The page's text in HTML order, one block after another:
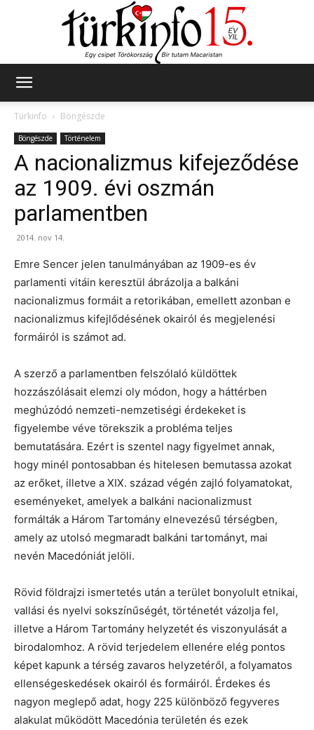
Türkinfo
Böngészde
Böngészde Történelem
A nacionalizmus kifejeződése
az 1909. évi oszmán
parlamentben
2014. nov 14.
Emre Sencer jelen tanulmányában az 1909-es év
parlamenti vitáin keresztül ábrázolja a balkáni
nacionalizmus formáit a retorikában, emellett azonban e
nacionalizmus kifejlődésének okairól és megjelenési
formáiról is számot ad.
A szerző a parlamentben felszólaló küldöttek
hozzászólásait elemzi oly módon, hogy a háttérben
meghúzódó nemzeti-nemzetiségi érdekeket is
figyelembe véve törekszik a probléma teljes
bemutatására. Ezért is szentel nagy figyelmet annak,
hogy minél pontosabban és hitelesen bemutassa azokat
az erőket, illetve a XIX. század végén zajló folyamatokat,
eseményeket, amelyek a balkáni nacionalizmust
formálták a Három Tartomány elnevezésű térségben,
amely az utolsó megmaradt balkáni tartományt, mai
nevén Macedóniát jelöli.
Rövid földrajzi ismertetés után a terület bonyolult etnikai,
vallási és nyelvi sokszínűségét, történetét vázolja fel,
illetve a Három Tartomány helyzetét és viszonyulását a
birodalomhoz. A rövid terjedelem ellenére elég pontos
képet kapunk a térség zavaros helyzetéről, a folyamatos
ellenséges­kedések okairól és formáiról. Érdekes és
nagyon meglepő adat, hogy 225 különböző fegyveres
alakulat működött Macedónia területén és ezek